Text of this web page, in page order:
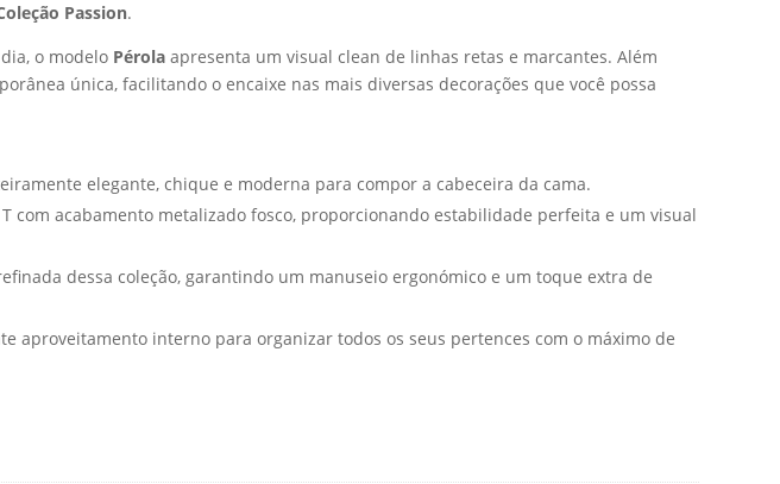
Passion.
o modelo Pérola apresenta um visual clean de linhas retas e marcantes. Além
única, facilitando o encaixe nas mais diversas decorações que você possa
elegante, chique e moderna para compor a cabeceira da cama.
com acabamento metalizado fosco, proporcionando estabilidade perfeita e um visual
dessa coleção, garantindo um manuseio ergonómico e um toque extra de
aproveitamento interno para organizar todos os seus pertences com o máximo de